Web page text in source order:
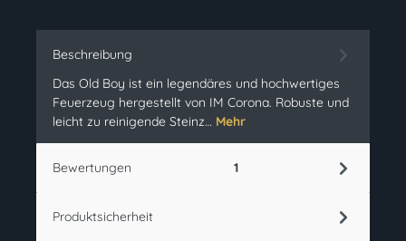
Beschreibung
Das Old Boy ist ein legendäres und hochwertiges
Feuerzeug hergestellt von IM Corona. Robuste und
leicht zu reinigende Steinz… Mehr
Bewertungen 1
Produktsicherheit